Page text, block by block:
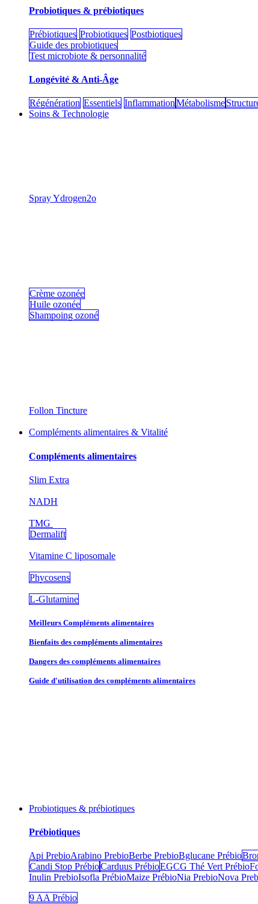
Probiotiques & prébiotiques
Prébiotiques Probiotiques Postbiotiques
Guide des probiotiques
Test microbiote & personnalité
Longévité & Anti-Âge
Régénération Essentiels InflammationMétabolisme
Soins & Technologie
​Spray Ydrogen2o
Crème ozonée
Huile ozonée
Shampoing ozoné
Follon Tincture
Compléments alimentaires & Vitalité
Compléments alimentaires
Slim Extra
NADH
TMG
Dermalift
Vitamine C liposomale
Phycosens
L-Glutamine
Meilleurs Compléments alimentaires
Bienfaits des compléments alimentaires
Dangers des compléments alimentaires
Guide d'utilisation des compléments alimentaires
Probiotiques & prébiotiques
Prébiotiques
Api PrebioArabino PrebioBerbe PrebioBglucane Prébio
Candi Stop PrébioCarduus PrébioEGCG Thé Vert Prébio
Inulin PrebioIsofla PrébioMaize PrébioNia PrebioNova
9 AA Prébio